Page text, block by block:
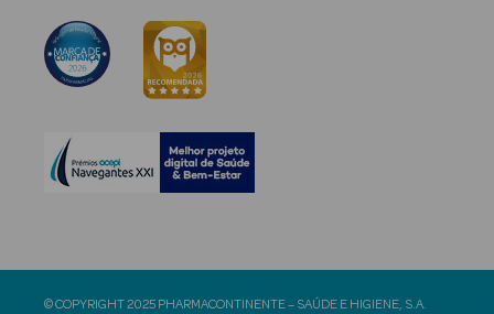
© COPYRIGHT 2025 PHARMACONTINENTE – SAÚDE E HIGIENE, S.A.